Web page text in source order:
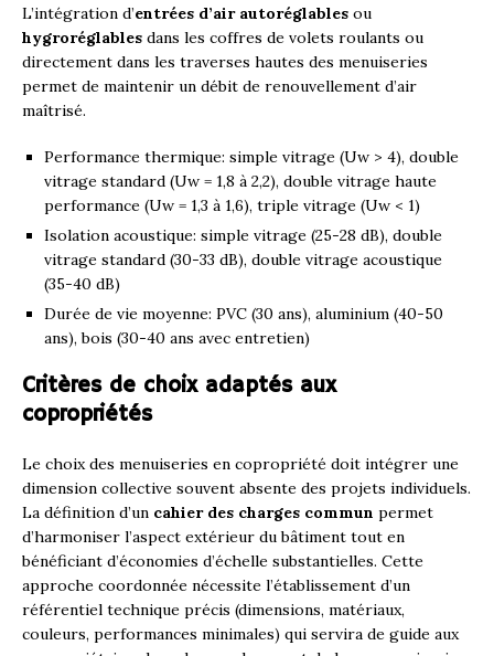
L’intégration d’entrées d’air autoréglables ou
hygroréglables dans les coffres de volets roulants ou
directement dans les traverses hautes des menuiseries
permet de maintenir un débit de renouvellement d’air
maîtrisé.
Performance thermique: simple vitrage (Uw > 4), double
vitrage standard (Uw = 1,8 à 2,2), double vitrage haute
performance (Uw = 1,3 à 1,6), triple vitrage (Uw < 1)
Isolation acoustique: simple vitrage (25-28 dB), double
vitrage standard (30-33 dB), double vitrage acoustique
(35-40 dB)
Durée de vie moyenne: PVC (30 ans), aluminium (40-50
ans), bois (30-40 ans avec entretien)
Critères de choix adaptés aux
copropriétés
Le choix des menuiseries en copropriété doit intégrer une
dimension collective souvent absente des projets individuels.
La définition d’un cahier des charges commun permet
d’harmoniser l’aspect extérieur du bâtiment tout en
bénéficiant d’économies d’échelle substantielles. Cette
approche coordonnée nécessite l’établissement d’un
référentiel technique précis (dimensions, matériaux,
couleurs, performances minimales) qui servira de guide aux